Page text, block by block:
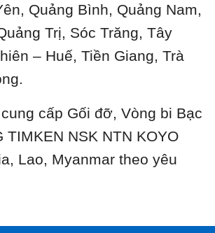
Quảng Bình, Quảng Nam,
Trị, Sóc Trăng, Tây
– Huế, Tiền Giang, Trà
cấp Gối đỡ, Vòng bi Bạc
TIMKEN NSK NTN KOYO
Lao, Myanmar theo yêu